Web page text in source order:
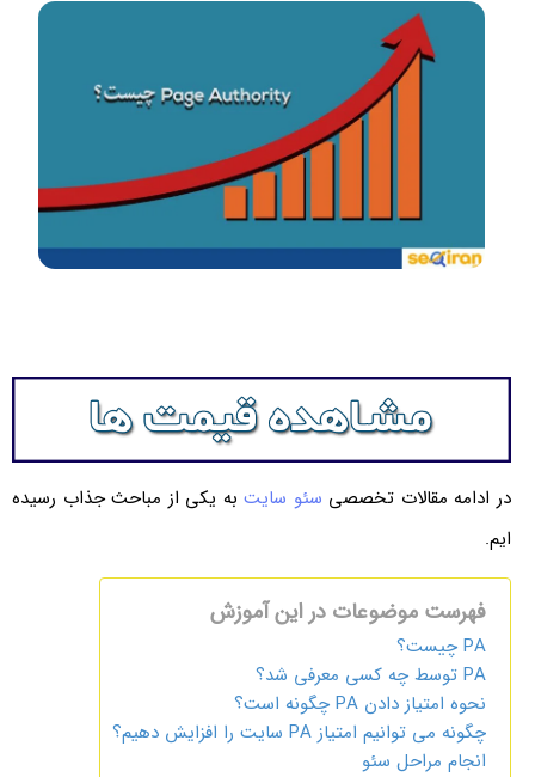
در ادامه مقالات تخصصی سئو سایتبه یکی از مباحث جذاب رسیده
ایم.
فهرست موضوعات در این آموزش
PA چیست؟
PA توسط چه کسی معرفی شد؟
نحوه امتیاز دادن PA چگونه است؟
چگونه می توانیم امتیاز PA سایت را افزایش دهیم؟
انجام مراحل سئو